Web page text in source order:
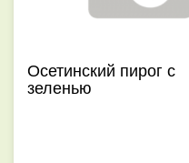
Осетинский пирог с
зеленью